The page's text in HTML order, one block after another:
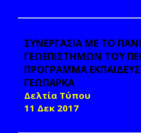
ΣΥΝΕΡΓΑΣΙΑ ΜΕ ΤΟ
ΓΕΩΕΠΙΣΤΗΜΩΝ ΤΟΥ
ΠΡΟΓΡΑΜΜΑ
ΓΕΩΠΑΡΚΑ
Δελτία Τύπου
11 Δεκ 2017